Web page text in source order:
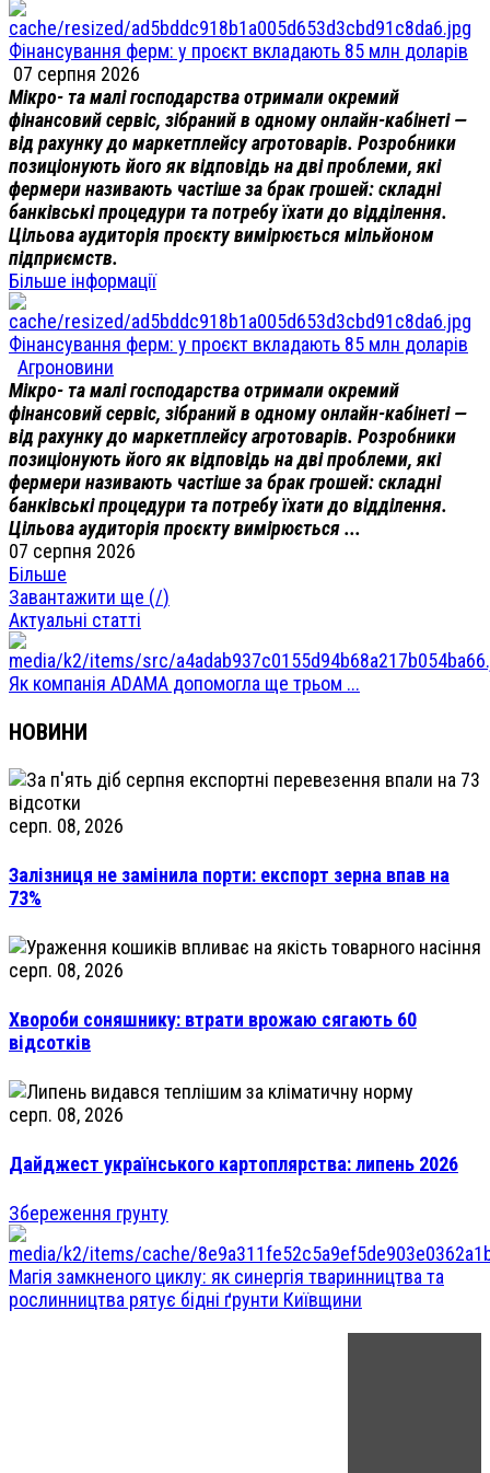
Фінансування ферм: у проєкт вкладають 85 млн доларів
07 серпня 2026
Мікро- та малі господарства отримали окремий
фінансовий сервіс, зібраний в одному онлайн-кабінеті —
від рахунку до маркетплейсу агротоварів. Розробники
позиціонують його як відповідь на дві проблеми, які
фермери називають частіше за брак грошей: складні
банківські процедури та потребу їхати до відділення.
Цільова аудиторія проєкту вимірюється мільйоном
підприємств.
Більше інформації
Фінансування ферм: у проєкт вкладають 85 млн доларів
Агроновини
Мікро- та малі господарства отримали окремий
фінансовий сервіс, зібраний в одному онлайн-кабінеті —
від рахунку до маркетплейсу агротоварів. Розробники
позиціонують його як відповідь на дві проблеми, які
фермери називають частіше за брак грошей: складні
банківські процедури та потребу їхати до відділення.
Цільова аудиторія проєкту вимірюється ...
07 серпня 2026
Більше
Завантажити ще (/)
Актуальні статті
Як компанія ADAMA допомогла ще трьом ...
НОВИНИ
серп. 08, 2026
Залізниця не замінила порти: експорт зерна впав на
73%
серп. 08, 2026
Хвороби соняшнику: втрати врожаю сягають 60
відсотків
серп. 08, 2026
Дайджест українського картоплярства: липень 2026
Збереження грунту
Магія замкненого циклу: як синергія тваринництва та
рослинництва рятує бідні ґрунти Київщини